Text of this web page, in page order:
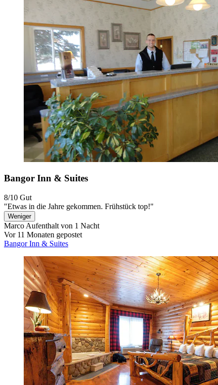
Bangor Inn & Suites
8/10 Gut
"Etwas in die Jahre gekommen. Frühstück top!"
Weniger
Marco Aufenthalt von 1 Nacht
Vor 11 Monaten gepostet
Bangor Inn & Suites